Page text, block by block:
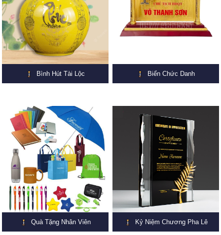
Bình Hút Tài Lộc Biển Chức Danh
Quà Tặng Nhân Viên Kỷ Niệm Chương Pha Lê